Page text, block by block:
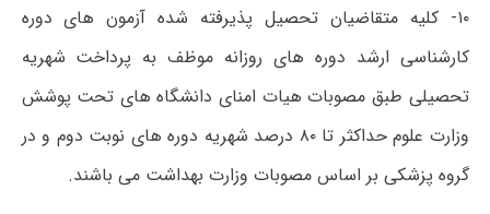
۱۰- کلیه متقاضیان تحصیل پذیرفته شده آزمون های دوره
کارشناسی ارشد دوره های روزانه موظف به پرداخت شهریه
تحصیلی طبق مصوبات هیات امنای دانشگاه های تحت پوشش
وزارت علوم حداکثر تا ۸۰ درصد شهریه دوره های نوبت دوم و در
گروه پزشکی بر اساس مصوبات وزارت بهداشت می باشند.